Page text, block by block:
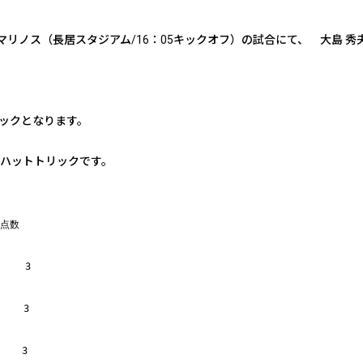
リノス（長居スタジアム/16：05キックオフ）の試合にて、 大島
クとなります。
ットトリックです。
数
3
3
3